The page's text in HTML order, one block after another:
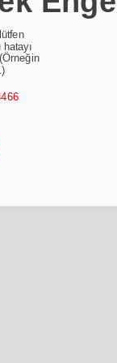
(Örneğin